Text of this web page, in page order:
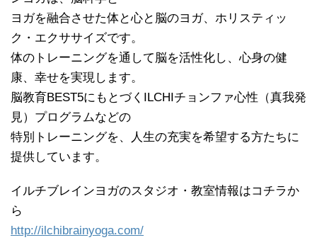
ヨガを融合させた体と心と脳のヨガ、ホリスティッ
ク・エクササイズです。
体のトレーニングを通して脳を活性化し、心身の健
康、幸せを実現します。
脳教育BEST5にもとづくILCHIチョンファ心性（真我発
見）プログラムなどの
特別トレーニングを、人生の充実を希望する方たちに
提供しています。
イルチブレインヨガのスタジオ・教室情報はコチラか
ら
http://ilchibrainyoga.com/